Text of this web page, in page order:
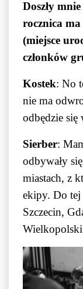
Doszły
rocznica
(miejsce
członków
Kostek: No
nie ma
odbędzie
Sierber:
odbywały
miastach, z
ekipy. Do tej
Szczecin,